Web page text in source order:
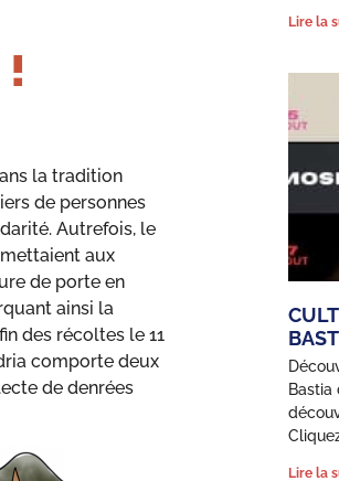
!
la tradition
de personnes
Autrefois, le
aux
de porte en
ainsi la
des récoltes le 11
comporte deux
de denrées
Lire la
Bastia
Lire la